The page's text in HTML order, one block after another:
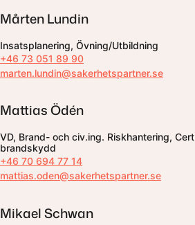
Mårten Lundin
Insatsplanering, Övning/Utbildning
+46 73 051 89 90
marten.lundin@sakerhetspartner.se
Mattias Ödén
VD, Brand- och civ.ing. Riskhantering,
brandskydd
+46 70 694 77 14
mattias.oden@sakerhetspartner.se
Mikael Schwan